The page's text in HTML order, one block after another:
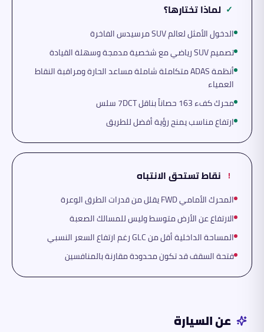
✓ لماذا تختارها؟
الدخول الأمثل لعالم SUV مرسيدس الفاخرة
تصميم SUV رياضي مع شخصية مدمجة وسهلة القيادة
أنظمة ADAS متكاملة شاملة مساعد الحارة ومراقبة النقاط
العمياء
محرك كفء 163 حصاناً بناقل 7DCT سلس
ارتفاع مناسب يمنح رؤية أفضل للطريق
! نقاط تستحق الانتباه
المحرك الأمامي FWD يقلل من قدرات الطرق الوعرة
الارتفاع عن الأرض متوسط وليس للمسالك الصعبة
المساحة الداخلية أقل من GLC رغم ارتفاع السعر النسبي
فتحة السقف قد تكون محدودة مقارنة بالمنافسين
عن السيارة